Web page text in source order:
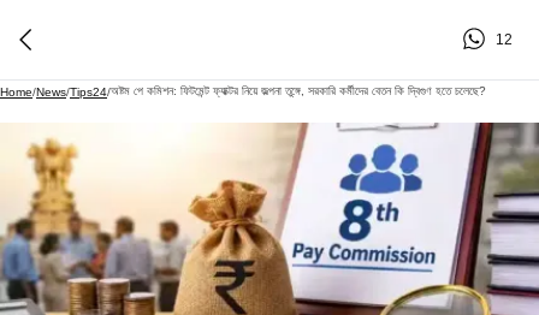
12
Home/News/Tips24/অষ্টম পে কমিশন: ফিটমেন্ট ফ্যাক্টর নিয়ে জল্পনা তুঙ্গে, সরকারি কর্মীদের বেতন কি দ্বিগুণ হতে চলেছে?